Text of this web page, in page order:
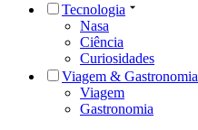
Tecnologia
Nasa
Ciência
Curiosidades
Viagem & Gastronomia
Viagem
Gastronomia